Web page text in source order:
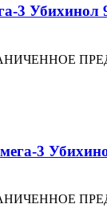
3 Убихинол
3